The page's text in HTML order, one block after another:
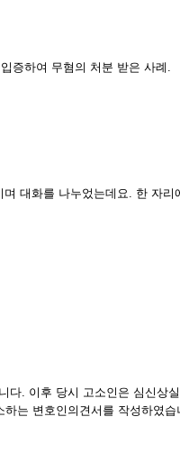
증하여 무혐의 처분 받은 사례.
대화를 나누었는데요. 한 자
. 이후 당시 고소인은 심신상
는 변호인의견서를 작성하였습